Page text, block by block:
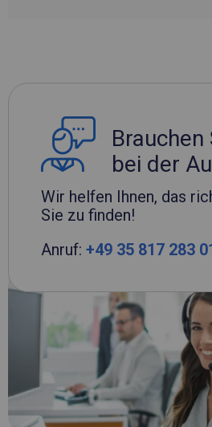
Brauchen
bei der
Wir helfen Ihnen, das
Sie zu finden!
Anruf: +49 35 817 283